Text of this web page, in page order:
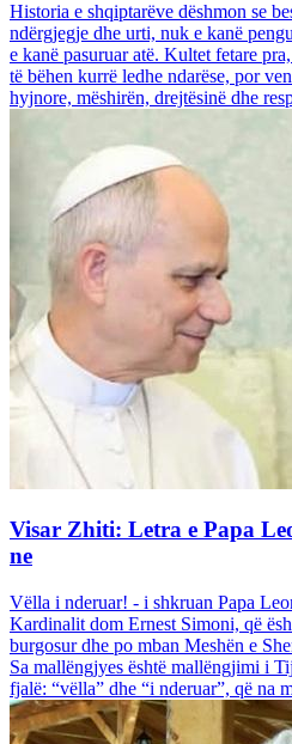
Historia e shqiptarëve dëshmon se
ndërgjegje dhe urti, nuk e kanë
e kanë pasuruar atë. Kultet fetare
të bëhen kurrë ledhe ndarëse, por
hyjnore, mëshirën, drejtësinë dhe
Visar Zhiti: Letra e Papa
ne
Vëlla i nderuar! - i shkruan Papa
Kardinalit dom Ernest Simoni, që
burgosur dhe po mban Meshën e
Sa mallëngjyes është mallëngjimi i
fjalë: “vëlla” dhe “i nderuar”, që na